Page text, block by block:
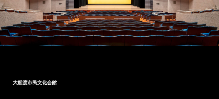
大船渡市民文化会館